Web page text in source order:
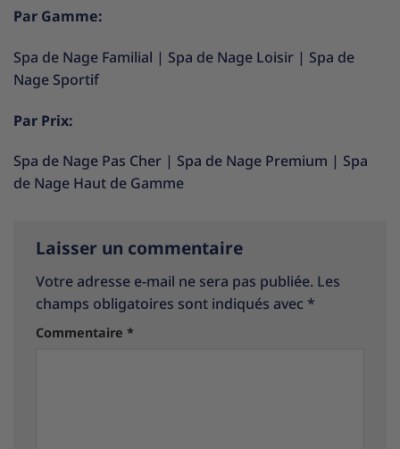
Par Gamme:
Spa de Nage Familial | Spa de Nage Loisir | Spa de
Nage Sportif
Par Prix:
Spa de Nage Pas Cher | Spa de Nage Premium | Spa
de Nage Haut de Gamme
Laisser un commentaire
Votre adresse e-mail ne sera pas publiée. Les
champs obligatoires sont indiqués avec *
Commentaire *